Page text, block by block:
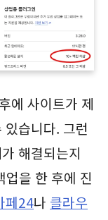
에 사이트가 제
습니다. 그런
해결되는지
을 한 후에 진
페24나 클라우